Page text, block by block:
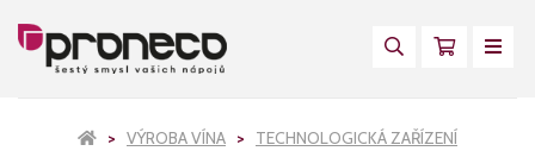
VÝROBA VÍNA
TECHNOLOGICKÁ ZAŘÍZENÍ